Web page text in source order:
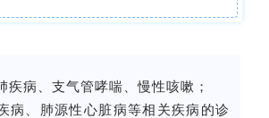
疾病、 支气管哮喘 、慢性咳嗽；
病、肺源性心脏病等相关疾病的诊